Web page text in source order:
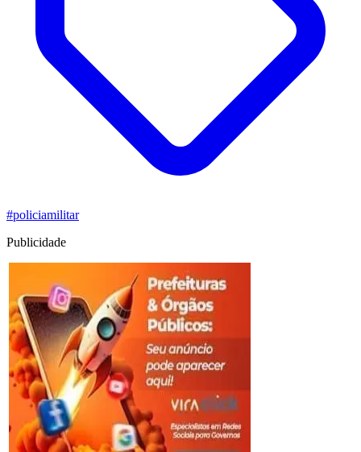
#policiamilitar
Publicidade